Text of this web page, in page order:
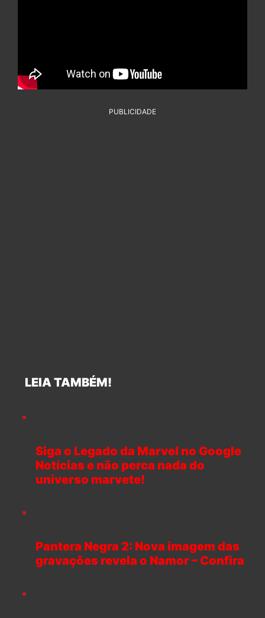
PUBLICIDADE
LEIA TAMBÉM!
Siga o Legado da Marvel no Google
Notícias e não perca nada do
universo marvete!
Pantera Negra 2: Nova imagem das
gravações revela o Namor – Confira